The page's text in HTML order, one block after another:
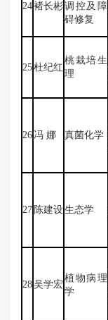
24褚长彬调控及障
碍修复
25杜纪红
桃栽培生
理
26 冯 娜 真菌化学
27 陈建设生态学
28吴学宏
植物病理
学